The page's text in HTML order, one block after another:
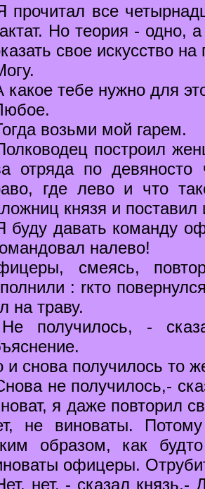
прочитал все
Но теория - одно,
свое искусство на
какое тебе нужно для
возьми мой гарем.
построил
отряда по
где лево и что
князя и
буду давать команду
налево!
смеясь,
: rкто
на траву.
получилось, -
и снова получилось то
не получилось,-
я даже повторил
не виноваты.
образом, как
офицеры.
нет, - сказал князь,-